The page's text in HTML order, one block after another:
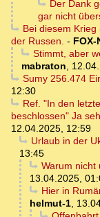
Der Dank
gar nicht
Bei diesem
der Russen. - FOX-
Stimmt, aber
mabraton,
Sumy 256.474
12:30
Ref. "In den
beschlossen" Ja
12.04.2025, 12:59
Urlaub in der
13:45
Warum nicht
13.04.2025,
Hier in
helmut-1,